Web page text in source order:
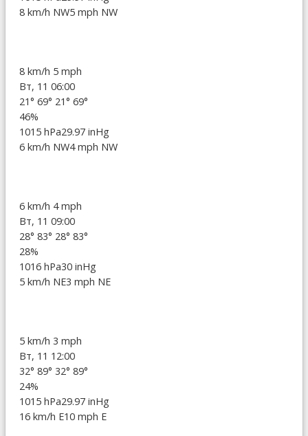
8 km/h NW5 mph NW
8 km/h 5 mph
Вт, 11 06:00
21° 69° 21° 69°
46%
1015 hPa29.97 inHg
6 km/h NW4 mph NW
6 km/h 4 mph
Вт, 11 09:00
28° 83° 28° 83°
28%
1016 hPa30 inHg
5 km/h NE3 mph NE
5 km/h 3 mph
Вт, 11 12:00
32° 89° 32° 89°
24%
1015 hPa29.97 inHg
16 km/h E10 mph E